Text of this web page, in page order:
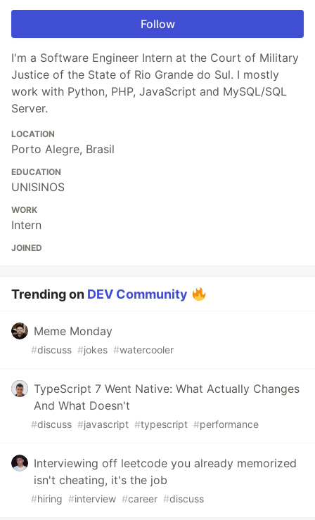
Follow
I'm a Software Engineer Intern at the Court of Military
Justice of the State of Rio Grande do Sul. I mostly
work with Python, PHP, JavaScript and MySQL/SQL
Server.
LOCATION
Porto Alegre, Brasil
EDUCATION
UNISINOS
WORK
Intern
JOINED
Trending on DEV Community
Meme Monday
#discuss #jokes #watercooler
TypeScript 7 Went Native: What Actually Changes
And What Doesn't
#discuss #javascript #typescript #performance
Interviewing off leetcode you already memorized
isn't cheating, it's the job
#hiring #interview #career #discuss